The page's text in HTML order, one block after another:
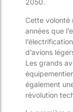
2050.
Cette volonté
années que
d’avions
Les grands
également
révolution